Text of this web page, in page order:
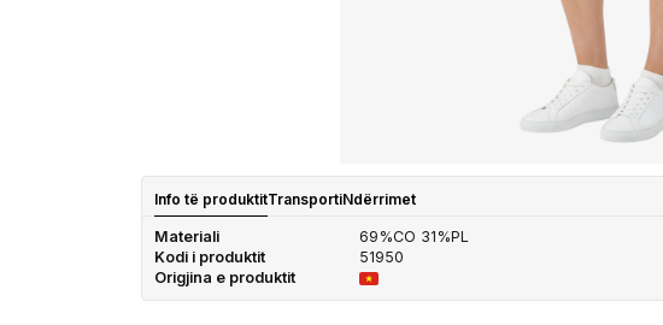
Info të produktitTransportiNdërrimet
Materiali
69%CO 31%PL
Kodi i produktit
51950
Origjina e produktit